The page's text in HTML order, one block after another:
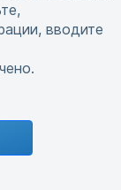
вводите